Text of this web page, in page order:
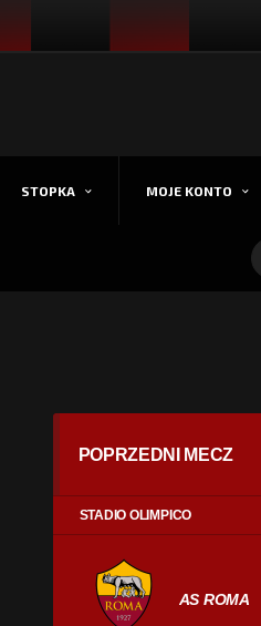
STOPKA MOJE KONTO
POPRZEDNI MECZ
STADIO OLIMPICO
AS ROMA